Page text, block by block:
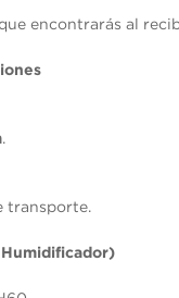
encontrarás al
.
transporte.